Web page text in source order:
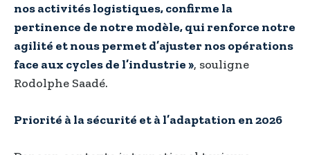
nos activités logistiques, confirme la
pertinence de notre modèle, qui renforce notre
agilité et nous permet d’ajuster nos opérations
face aux cycles de l’industrie », souligne
Rodolphe Saadé.
Priorité à la sécurité et à l’adaptation en 2026